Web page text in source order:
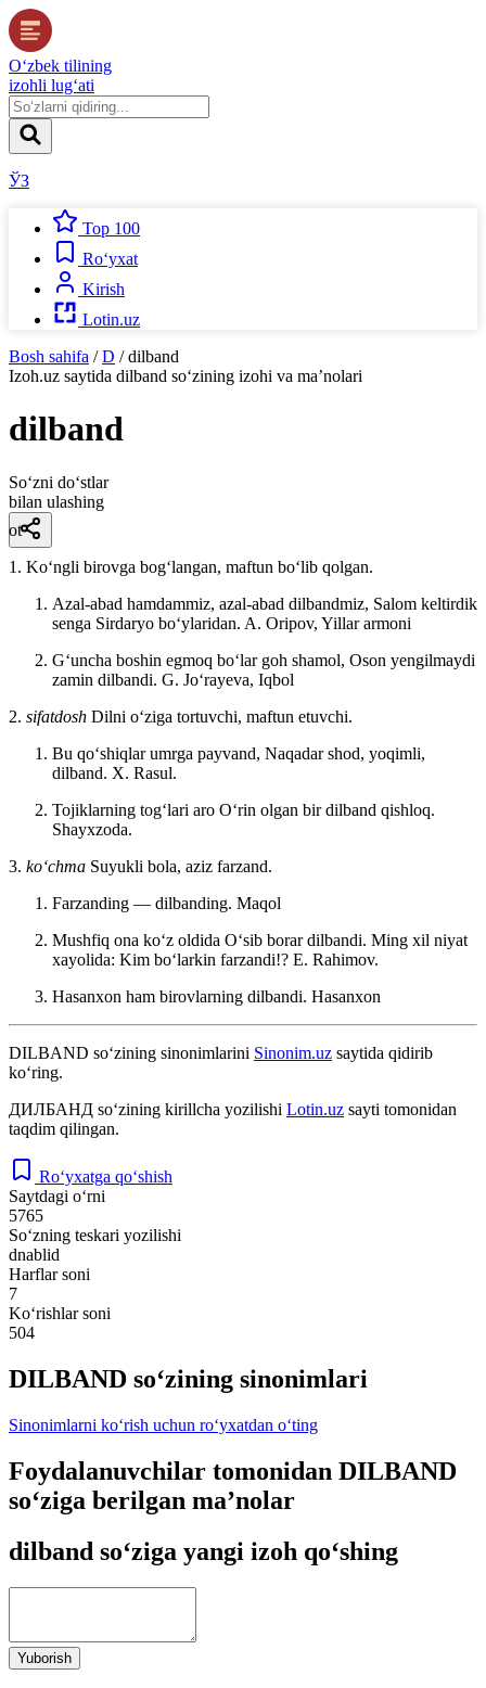
O‘zbek tilining
izohli lug‘ati
ЎЗ
Top 100
Ro‘yxat
Kirish
Lotin.uz
Bosh sahifa / D / dilband
Izoh.uz saytida dilband so‘zining izohi va ma’nolari
dilband
So‘zni do‘stlar
bilan ulashing
ot
1. Koʻngli birovga bogʻlangan, maftun boʻlib qolgan.
Azal-abad hamdammiz, azal-abad dilbandmiz, Salom keltirdik
senga Sirdaryo boʻylaridan. A. Oripov, Yillar armoni
Gʻuncha boshin egmoq boʻlar goh shamol, Oson yengilmaydi
zamin dilbandi. G. Joʻrayeva, Iqbol
2. sifatdosh Dilni oʻziga tortuvchi, maftun etuvchi.
Bu qoʻshiqlar umrga payvand, Naqadar shod, yoqimli,
dilband. X. Rasul.
Tojiklarning togʻlari aro Oʻrin olgan bir dilband qishloq.
Shayxzoda.
3. koʻchma Suyukli bola, aziz farzand.
Farzanding — dilbanding. Maqol
Mushfiq ona koʻz oldida Oʻsib borar dilbandi. Ming xil niyat
xayolida: Kim boʻlarkin farzandi!? E. Rahimov.
Hasanxon ham birovlarning dilbandi. Hasanxon
DILBAND so‘zining sinonimlarini Sinonim.uz saytida qidirib
ko‘ring.
ДИЛБАНД so‘zining kirillcha yozilishi Lotin.uz sayti tomonidan
taqdim qilingan.
Ro‘yxatga qo‘shish
Saytdagi o‘rni
5765
So‘zning teskari yozilishi
dnablid
Harflar soni
7
Ko‘rishlar soni
504
DILBAND so‘zining sinonimlari
Sinonimlarni ko‘rish uchun ro‘yxatdan o‘ting
Foydalanuvchilar tomonidan DILBAND
so‘ziga berilgan ma’nolar
dilband so‘ziga yangi izoh qo‘shing
Yuborish